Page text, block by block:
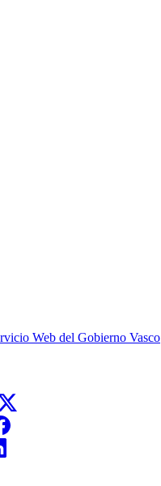
Web del Gobierno Vasco